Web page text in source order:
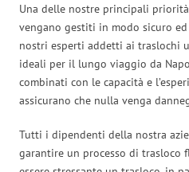
Una delle nostre principali
vengano gestiti in modo sicuro
nostri esperti addetti ai traslochi
ideali per il lungo viaggio da
combinati con le capacità e
assicurano che nulla venga
Tutti i dipendenti della nostra
garantire un processo di trasloco